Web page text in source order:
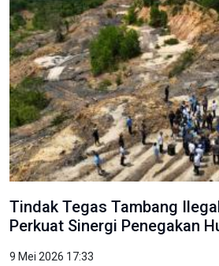
Tindak Tegas Tambang
Perkuat Sinergi Penegakan
9 Mei 2026 17:33